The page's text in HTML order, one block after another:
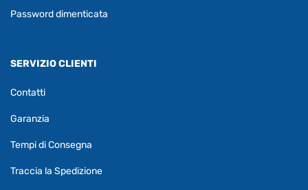
Password dimenticata
SERVIZIO CLIENTI
Contatti
Garanzia
Tempi di Consegna
Traccia la Spedizione